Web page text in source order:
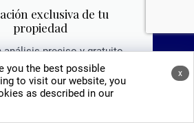
exclusiva de tu
propiedad
análisis preciso y gratuito
mercado de tu propiedad
en Mallorca.
x
you the best possible
to visit our website, you
as described in our